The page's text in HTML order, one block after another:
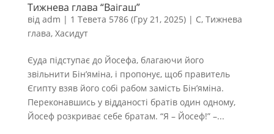
Тижнева глава “Ваігаш”
від adm | 1 Тевета 5786 (Гру 21, 2025)| С, Тижнева
глава, Хасидут
Єуда підступає до Йосефа, благаючи його
звільнити Бін’яміна, і пропонує, щоб правитель
Єгипту взяв його собі рабом замість Бін’яміна.
Переконавшись у відданості братів один одному,
Йосеф розкриває себе братам. “Я – Йосеф!” –...